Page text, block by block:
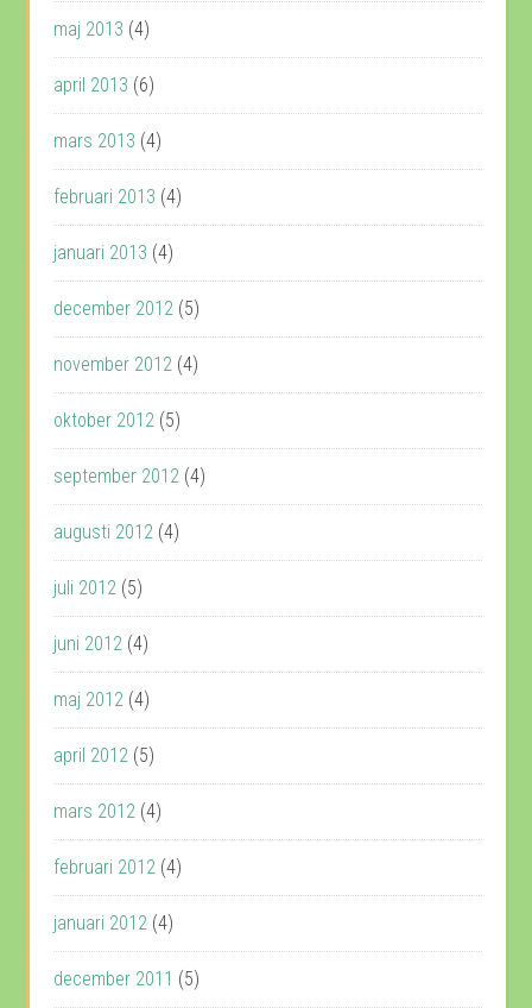
maj 2013 (4)
april 2013 (6)
mars 2013 (4)
februari 2013 (4)
januari 2013 (4)
december 2012 (5)
november 2012 (4)
oktober 2012 (5)
september 2012 (4)
augusti 2012 (4)
juli 2012 (5)
juni 2012 (4)
maj 2012 (4)
april 2012 (5)
mars 2012 (4)
februari 2012 (4)
januari 2012 (4)
december 2011 (5)